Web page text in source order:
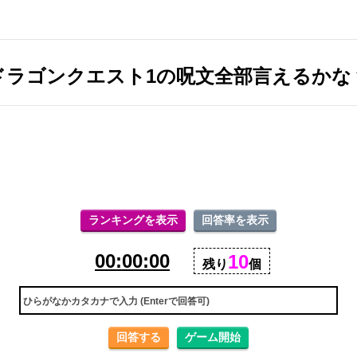
ラゴンクエスト1の呪文全部言えるかな
ランキングを表示 回答率を表示
00:00:00 残り 10個